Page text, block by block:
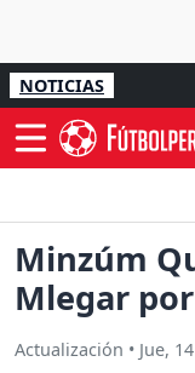
NOTICIAS
Minzúm
Mlegar
Actualización • Jue,